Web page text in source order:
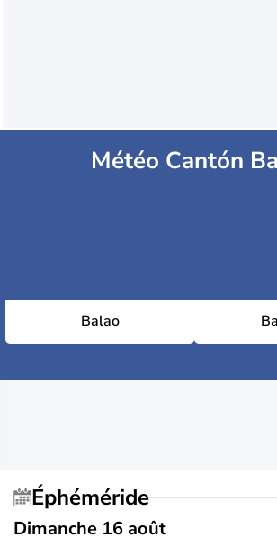
Météo Cantón
Balao
Éphéméride
Dimanche 16 août